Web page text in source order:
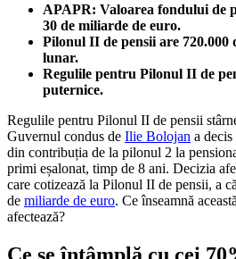
APAPR: Valoarea fondului de
30 de miliarde de euro.
Pilonul II de pensii are 720.000
lunar.
Regulile pentru Pilonul II de
puternice.
Regulile pentru Pilonul II de pensii
Guvernul condus de Ilie Bolojan a
din contribuția de la pilonul 2 la
primi eșalonat, timp de 8 ani. Decizia
care cotizează la Pilonul II de pensii, a
de miliarde de euro. Ce înseamnă
afectează?
Ce se întâmplă cu cei